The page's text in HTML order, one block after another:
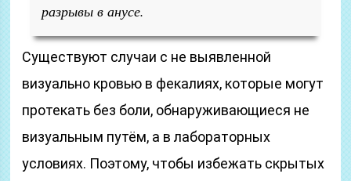
разрывы в анусе.
Существуют случаи с не выявленной
визуально кровью в фекалиях, которые могут
протекать без боли, обнаруживающиеся не
визуальным путём, а в лабораторных
условиях. Поэтому, чтобы избежать скрытых